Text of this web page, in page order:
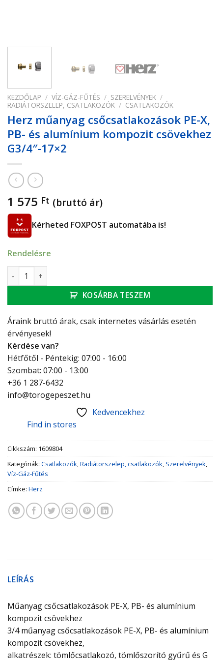
KEZDŐLAP / VÍZ-GÁZ-FŰTÉS / SZERELVÉNYEK /
RADIÁTORSZELEP, CSATLAKOZÓK / CSATLAKOZÓK
Herz műanyag csőcsatlakozások PE-X,
PB- és alumínium kompozit csövekhez
G3/4″-17×2
1 575 Ft (bruttó ár)
Kérheted FOXPOST automatába is!
Rendelésre
Herz műanyag csőcsatlakozások PE-X, PB- és alumínium
KOSÁRBA TESZEM
Áraink bruttó árak, csak internetes vásárlás esetén
érvényesek!
Kérdése van?
Hétfőtől - Péntekig: 07:00 - 16:00
Szombat: 07:00 - 13:00
+36 1 287-6432
info@torogepeszet.hu
Kedvencekhez
Find in stores
Cikkszám: 1609804
Kategóriák: Csatlakozók,Radiátorszelep, csatlakozók, Szerelvények,
Víz-Gáz-Fűtés
Címke: Herz
LEÍRÁS
Műanyag csőcsatlakozások PE-X, PB- és alumínium
kompozit csövekhez
3/4 műanyag csőcsatlakozások PE-X, PB- és alumínium
kompozit csövekhez,
alkatrészek: tömlőcsatlakozó, tömlőszorító gyűrű és G